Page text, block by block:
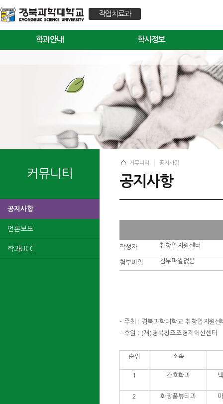
작업치료과
학과안내 학사정보
커뮤니티
공지사항
언론보도
학과UCC
커뮤니티 공지사항
공지사항
작성자 취창업지원센터
첨부파일 첨부파일없음
- 주최 : 경북과학대학교 취창업지원센
- 후원 : (재)경북창조조경제혁신센터
순위 소속
1 간호학과
2 화장품뷰티과